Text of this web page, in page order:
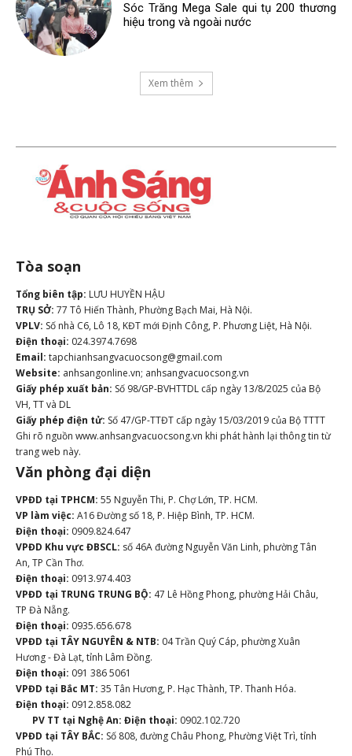
Sóc Trăng Mega Sale qui tụ 200 thương
hiệu trong và ngoài nước
Xem thêm
Tòa soạn
Tổng biên tập: LƯU HUYỀN HẬU
TRỤ SỞ: 77 Tô Hiến Thành, Phường Bạch Mai, Hà Nội.
VPLV: Số nhà C6, Lô 18, KĐT mới Định Công, P. Phương Liệt, Hà Nội.
Điện thoại: 024.3974.7698
Email: tapchianhsangvacuocsong@gmail.com
Website: anhsangonline.vn; anhsangvacuocsong.vn
Giấy phép xuất bản: Số 98/GP-BVHTTDL cấp ngày 13/8/2025 của Bộ
VH, TT và DL
Giấy phép điện tử: Số 47/GP-TTĐT cấp ngày 15/03/2019 của Bộ TTTT
Ghi rõ nguồn www.anhsangvacuocsong.vn khi phát hành lại thông tin từ
trang web này.
Văn phòng đại diện
VPĐD tại TPHCM: 55 Nguyễn Thi, P. Chợ Lớn, TP. HCM.
VP làm việc: A16 Đường số 18, P. Hiệp Bình, TP. HCM.
Điện thoại: 0909.824.647
VPĐD Khu vực ĐBSCL: số 46A đường Nguyễn Văn Linh, phường Tân
An, TP Cần Thơ.
Điện thoại: 0913.974.403
VPĐD tại TRUNG TRUNG BỘ: 47 Lê Hồng Phong, phường Hải Châu,
TP Đà Nẵng.
Điện thoại: 0935.656.678
VPĐD tại TÂY NGUYÊN & NTB: 04 Trần Quý Cáp, phường Xuân
Hương - Đà Lạt, tỉnh Lâm Đồng.
Điện thoại: 091 386 5061
VPĐD tại Bắc MT: 35 Tân Hương, P. Hạc Thành, TP. Thanh Hóa.
Điện thoại: 0912.858.082
PV TT tại Nghệ An: Điện thoại: 0902.102.720
VPĐD tại TÂY BẮC: Số 808, đường Châu Phong, Phường Việt Trì, tỉnh
Phú Thọ.